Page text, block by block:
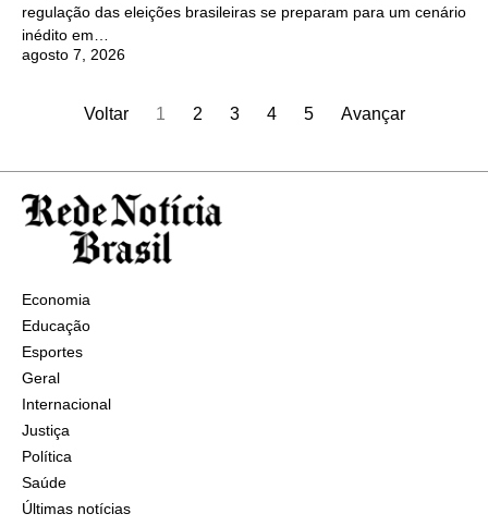
regulação das eleições brasileiras se preparam para um cenário
inédito em…
agosto 7, 2026
Voltar 1 2 3 4 5 Avançar
Economia
Educação
Esportes
Geral
Internacional
Justiça
Política
Saúde
Últimas notícias